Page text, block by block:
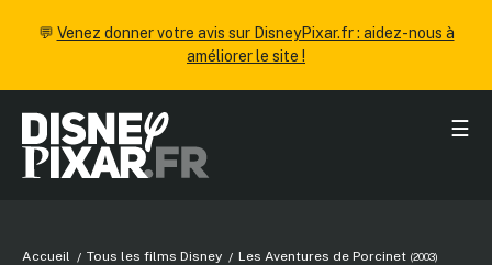
💬 Venez donner votre avis sur DisneyPixar.fr : aidez-nous à
améliorer le site !
☰
Accueil Tous les films Disney Les Aventures de Porcinet (2003)